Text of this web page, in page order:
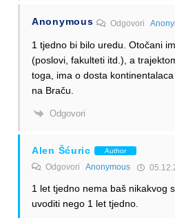
Anonymous Odgovori
1 tjedno bi bilo uredu. Otočani
(poslovi, fakulteti itd.), a
toga, ima o dosta
na Braču.
Odgovori
Alen Šćuric Author
Odgovori Anonymous
1 let tjedno nema baš nikakvog
uvoditi nego 1 let tjedno.